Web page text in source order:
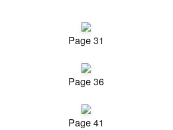
Page 31
Page 36
Page 41